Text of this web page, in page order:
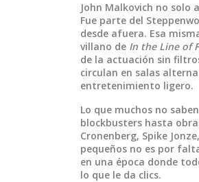
John Malkovich no solo
Fue parte del
desde afuera. Esa
villano de In the Line of
de la actuación sin
circulan en salas
entretenimiento ligero.
Lo que muchos no
blockbusters hasta
Cronenberg, Spike
pequeños no es por
en una época donde
lo que le da clics.